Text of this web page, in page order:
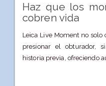
Haz que los
cobren vida
Leica Live Moment no
presionar el obturador,
historia previa, ofreciendo